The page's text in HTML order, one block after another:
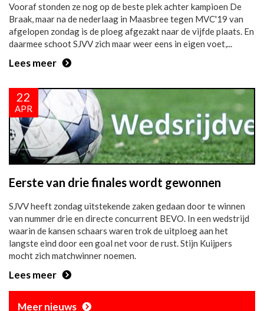
Vooraf stonden ze nog op de beste plek achter kampioen De
Braak, maar na de nederlaag in Maasbree tegen MVC'19 van
afgelopen zondag is de ploeg afgezakt naar de vijfde plaats. En
daarmee schoot SJVV zich maar weer eens in eigen voet,...
Lees meer
22
APR
Eerste van drie finales wordt gewonnen
SJVV heeft zondag uitstekende zaken gedaan door te winnen
van nummer drie en directe concurrent BEVO. In een wedstrijd
waarin de kansen schaars waren trok de uitploeg aan het
langste eind door een goal net voor de rust. Stijn Kuijpers
mocht zich matchwinner noemen.
Lees meer
Meer nieuws